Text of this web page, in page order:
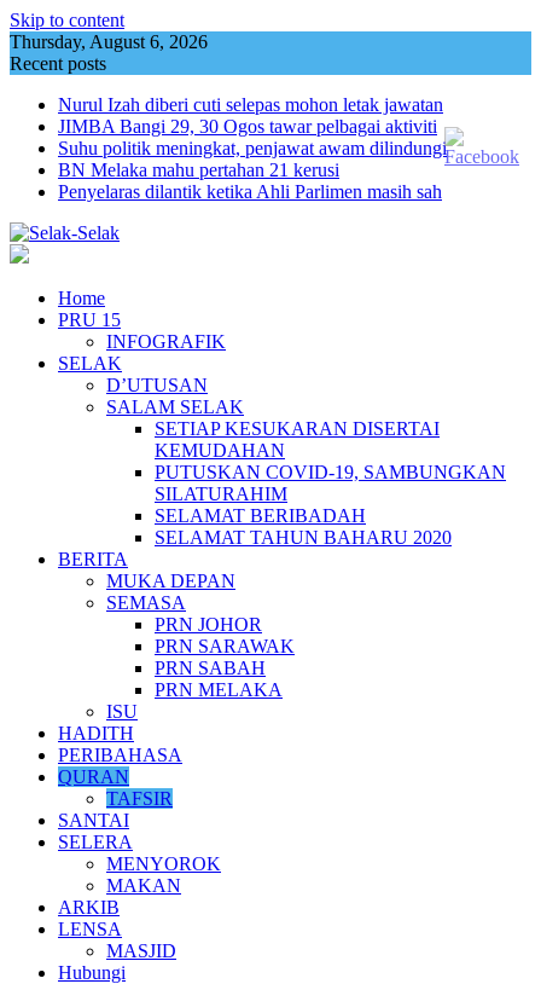
Skip to content
Thursday, August 6, 2026
Recent posts
Nurul Izah diberi cuti selepas mohon letak jawatan
JIMBA Bangi 29, 30 Ogos tawar pelbagai aktiviti
Suhu politik meningkat, penjawat awam dilindungi
BN Melaka mahu pertahan 21 kerusi
Penyelaras dilantik ketika Ahli Parlimen masih sah
Home
PRU 15
INFOGRAFIK
SELAK
D’UTUSAN
SALAM SELAK
SETIAP KESUKARAN DISERTAI
KEMUDAHAN
PUTUSKAN COVID-19, SAMBUNGKAN
SILATURAHIM
SELAMAT BERIBADAH
SELAMAT TAHUN BAHARU 2020
BERITA
MUKA DEPAN
SEMASA
PRN JOHOR
PRN SARAWAK
PRN SABAH
PRN MELAKA
ISU
HADITH
PERIBAHASA
QURAN
TAFSIR
SANTAI
SELERA
MENYOROK
MAKAN
ARKIB
LENSA
MASJID
Hubungi